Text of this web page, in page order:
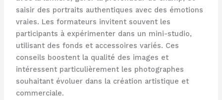
saisir des portraits authentiques avec des émotions
vraies. Les formateurs invitent souvent les
participants à expérimenter dans un mini-studio,
utilisant des fonds et accessoires variés. Ces
conseils boostent la qualité des images et
intéressent particulièrement les photographes
souhaitant évoluer dans la création artistique et
commerciale.